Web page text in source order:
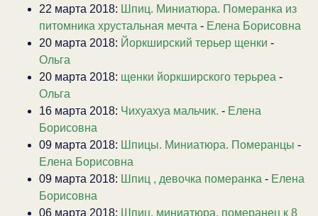
22 марта 2018: Шпиц. Миниатюра. Померанка из
питомника хрустальная мечта - Елена Борисовна
20 марта 2018: Йоркширский терьер щенки -
Ольга
20 марта 2018: щенки йоркширского терьреа -
Ольга
16 марта 2018: Чихуахуа мальчик. - Елена
Борисовна
09 марта 2018: Шпицы. Миниатюра. Померанцы -
Елена Борисовна
09 марта 2018: Шпиц , девочка померанка - Елена
Борисовна
06 марта 2018: Шпиц, миниатюра, померанец к 8